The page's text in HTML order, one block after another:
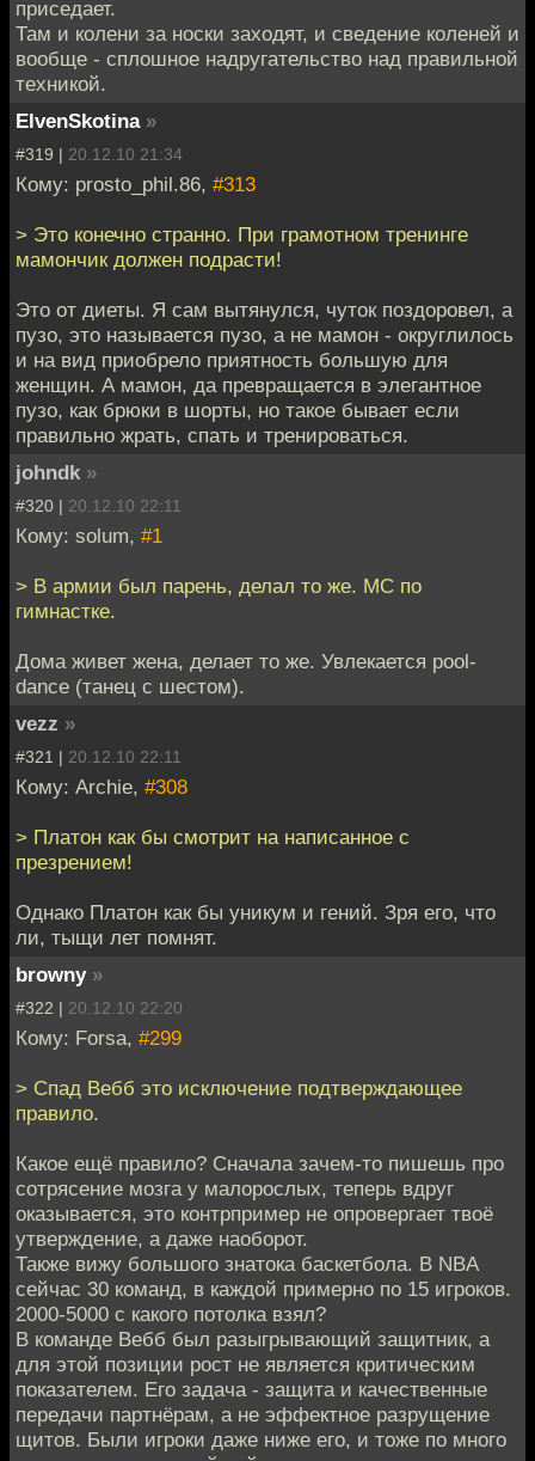
приседает.
Там и колени за носки заходят, и сведение коленей и
вообще - сплошное надругательство над правильной
техникой.
ElvenSkotina »
#319 | 20.12.10 21:34
Кому: prosto_phil.86, #313
> Это конечно странно. При грамотном тренинге
мамончик должен подрасти!
Это от диеты. Я сам вытянулся, чуток поздоровел, а
пузо, это называется пузо, а не мамон - округлилось
и на вид приобрело приятность большую для
женщин. А мамон, да превращается в элегантное
пузо, как брюки в шорты, но такое бывает если
правильно жрать, спать и тренироваться.
johndk »
#320 | 20.12.10 22:11
Кому: solum, #1
> В армии был парень, делал то же. МС по
гимнастке.
Дома живет жена, делает то же. Увлекается pool-
dance (танец с шестом).
vezz »
#321 | 20.12.10 22:11
Кому: Archie, #308
> Платон как бы смотрит на написанное с
презрением!
Однако Платон как бы уникум и гений. Зря его, что
ли, тыщи лет помнят.
browny »
#322 | 20.12.10 22:20
Кому: Forsa, #299
> Спад Вебб это исключение подтверждающее
правило.
Какое ещё правило? Сначала зачем-то пишешь про
сотрясение мозга у малорослых, теперь вдруг
оказывается, это контрпример не опровергает твоё
утверждение, а даже наоборот.
Также вижу большого знатока баскетбола. В NBA
сейчас 30 команд, в каждой примерно по 15 игроков.
2000-5000 с какого потолка взял?
В команде Вебб был разыгрывающий защитник, а
для этой позиции рост не является критическим
показателем. Его задача - защита и качественные
передачи партнёрам, а не эффектное разрущение
щитов. Были игроки даже ниже его, и тоже по много